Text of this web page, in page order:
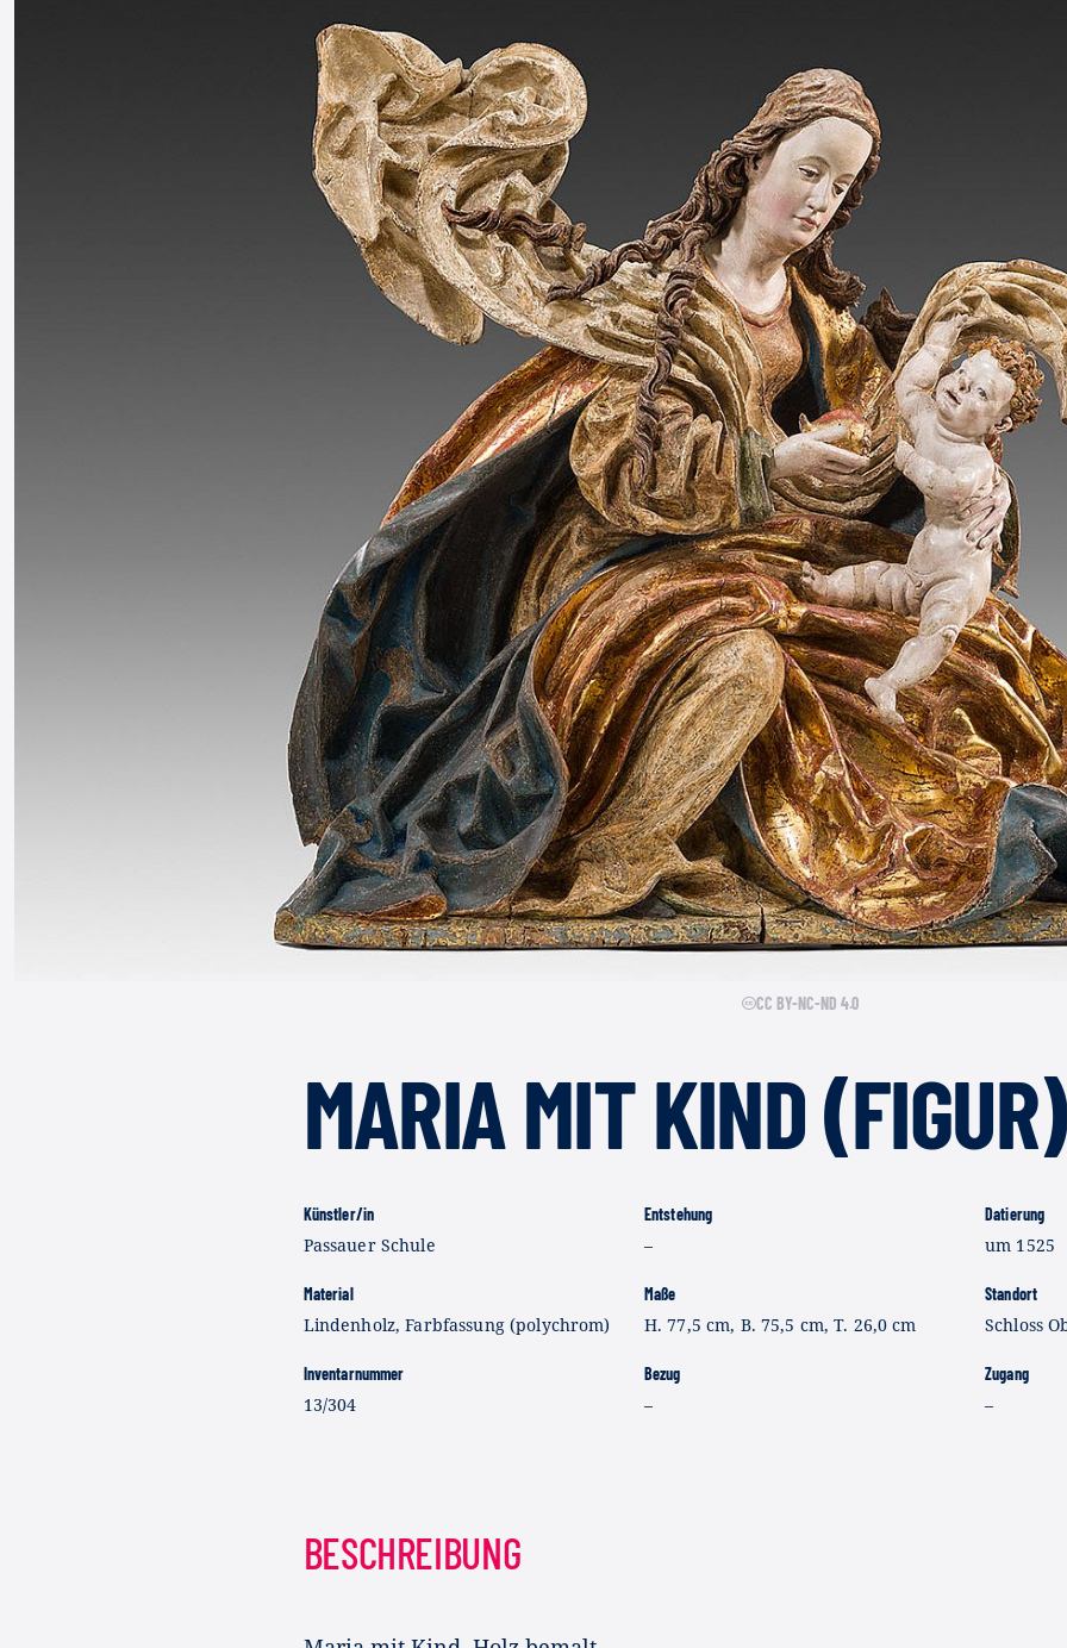
CC BY-NC-ND 4.0
MARIA MIT KIND (FIGUR)
Künstler/in
Passauer Schule
Entstehung
–
Datierung
um 1525
Material
Lindenholz, Farbfassung (polychrom)
Maße
H. 77,5 cm, B. 75,5 cm, T. 26,0 cm
Standort
Schloss
Inventarnummer
13/304
Bezug
–
Zugang
–
BESCHREIBUNG